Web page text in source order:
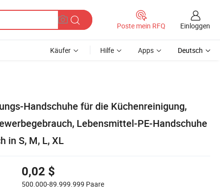
Poste mein RFQ Einloggen
Käufer Hilfe Apps Deutsch
Handschuhe für die Küchenreinigung,
Lebensmittel-PE-Handschuhe
in S, M, L, XL
0,02 $
500.000-89.999.999 Paare